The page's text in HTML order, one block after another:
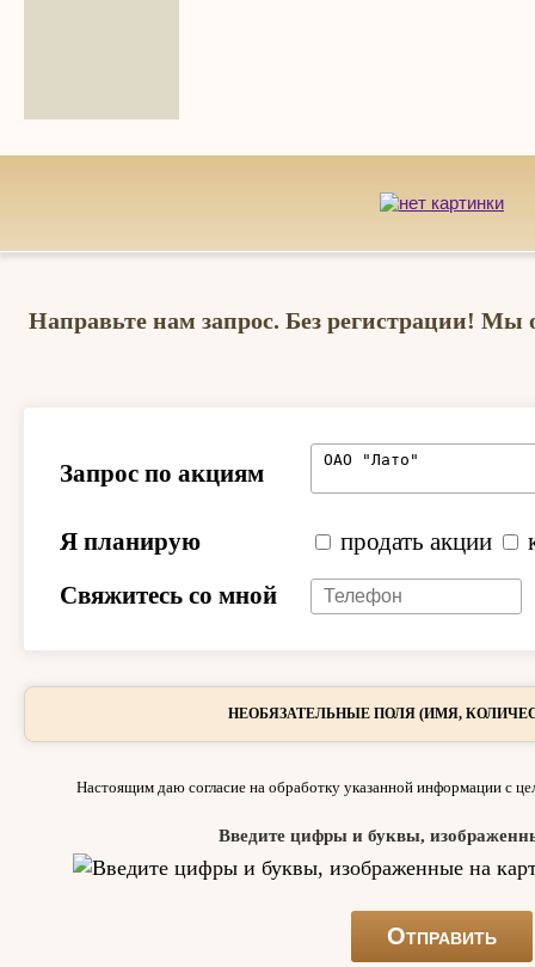
Направьте нам запрос. Без регистрации! Мы
Запрос по акциям
Я планирую продать акции
Свяжитесь со мной
НЕОБЯЗАТЕЛЬНЫЕ ПОЛЯ (ИМЯ,
Настоящим даю согласие на обработку указанной информации с
Введите цифры и буквы,